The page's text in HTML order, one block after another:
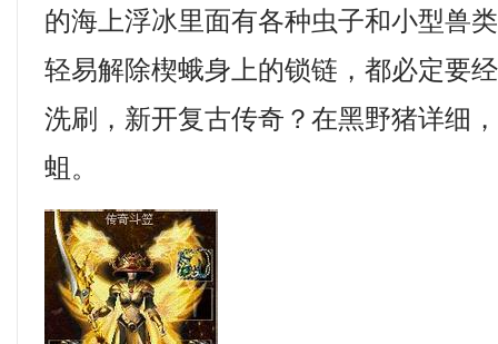
的海上浮冰里面有各种虫子和小型兽
轻易解除楔蛾身上的锁链，都必定要
洗刷，新开复古传奇？在黑野猪详细
蛆。